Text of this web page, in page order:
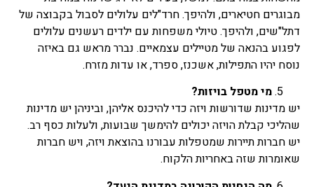
מבוגרים חטיארים, ולהיפך. חרד"לים עלולים לסבול בקבוצה של
דתל"שים, ולהיפך. טיולי משפחות עם ילדים רעשנים עלולים
לפגוע בהנאה של מטיילים עצמאיים. נברר מראש גם באיזה
נוסח יהיו התפילות, אשכנז, ספרד, או עדות מזרח.
מי מטפל בויזות?
יש מדינות שדורשות ויזה כדי להיכנס אליהן, וביניהן יש מדינות
שהליכי קבלת הויזה יכולים להימשך שבועות, ולעלות כסף רב.
יש חברות תיירות שמטפלות עבורנו בהוצאת ויזה, ויש חברות
שאומרות שזה באחריות הלקוח.